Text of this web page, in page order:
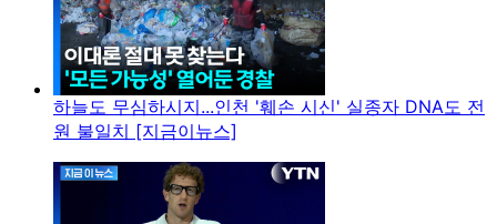
하늘도 무심하시지...인천 '훼손 시신' 실종자 DNA도 전
원 불일치 [지금이뉴스]